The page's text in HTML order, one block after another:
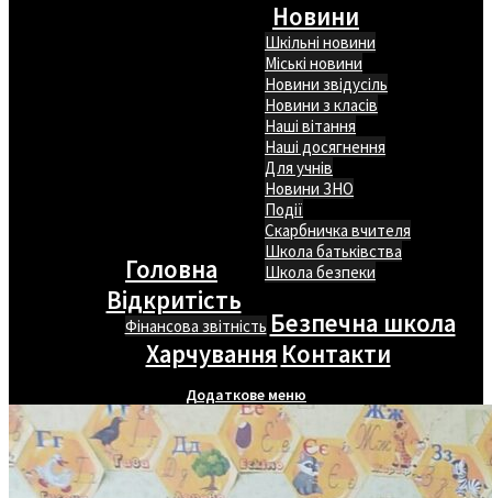
Головна
Новини
Шкільні новини
Міські новини
Новини звідусіль
Новини з класів
Наші вітання
Наші досягнення
Для учнів
Новини ЗНО
Події
Скарбничка вчителя
Школа батьківства
Школа безпеки
Відкритість
Фінансова звітність Безпечна школа
Харчування Контакти
Додаткове меню